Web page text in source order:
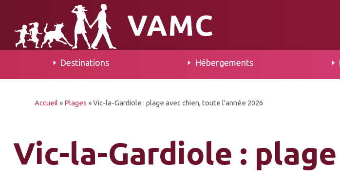
VAMC
Destinations Hébergements
Accueil » Plages »Vic-la-Gardiole : plage avec chien, toute l’année 2026
Vic-la-Gardiole :